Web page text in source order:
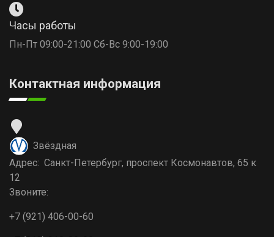
Часы работы
Пн-Пт 09:00-21:00 Сб-Вс 9:00-19:00
Контактная информация
Звёздная
Адрес: Санкт-Петербург, проспект Космонавтов, 65 к
12
Звоните:
+7 (921) 406-00-60